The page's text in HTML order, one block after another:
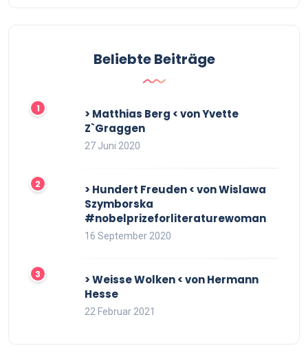
Beliebte Beiträge
> Matthias Berg < von Yvette
Z`Graggen
27 Juni 2020
> Hundert Freuden < von Wislawa
Szymborska
#nobelprizeforliteraturewoman
16 September 2020
> Weisse Wolken < von Hermann
Hesse
22 Februar 2021